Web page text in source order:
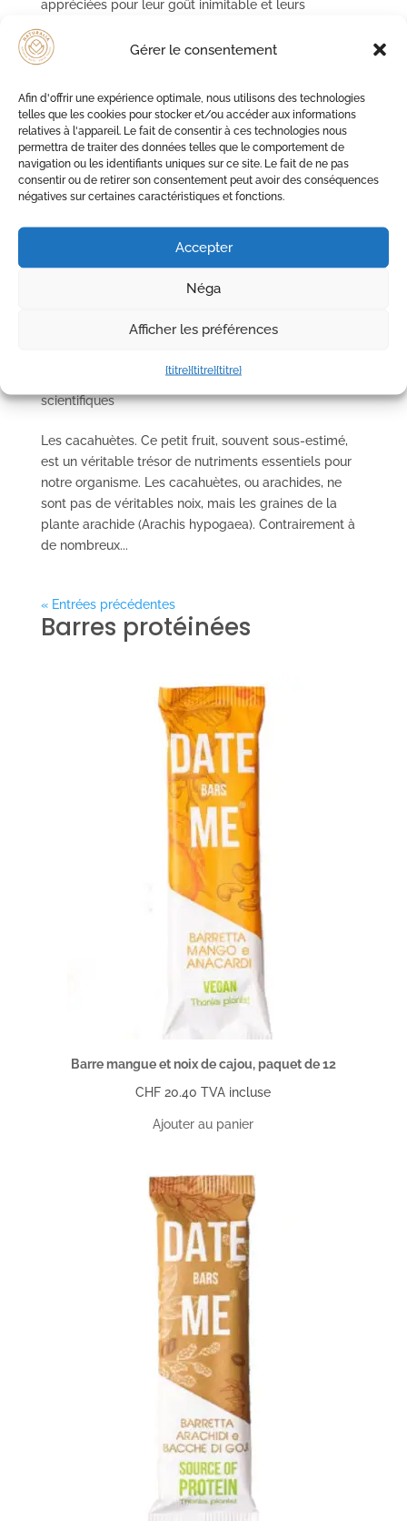
Gérer le consentement
Afin d'offrir une expérience optimale, nous utilisons des technologies
telles que les cookies pour stocker et/ou accéder aux informations
relatives à l'appareil. Le fait de consentir à ces technologies nous
permettra de traiter des données telles que le comportement de
navigation ou les identifiants uniques sur ce site. Le fait de ne pas
consentir ou de retirer son consentement peut avoir des conséquences
négatives sur certaines caractéristiques et fonctions.
Accepter
Néga
Afficher les préférences
{titre}{titre}{titre}
appréciées pour leur goût inimitable et leurs
vous que les noix ont...
nutriments et de bienfaits
7 décembre 2024
scientifiques
Les cacahuètes. Ce petit fruit, souvent sous-estimé,
est un véritable trésor de nutriments essentiels pour
notre organisme. Les cacahuètes, ou arachides, ne
sont pas de véritables noix, mais les graines de la
plante arachide (Arachis hypogaea). Contrairement à
de nombreux...
« Entrées précédentes
Barres protéinées
Barre mangue et noix de cajou, paquet de 12
CHF 20.40 TVA incluse
Ajouter au panier